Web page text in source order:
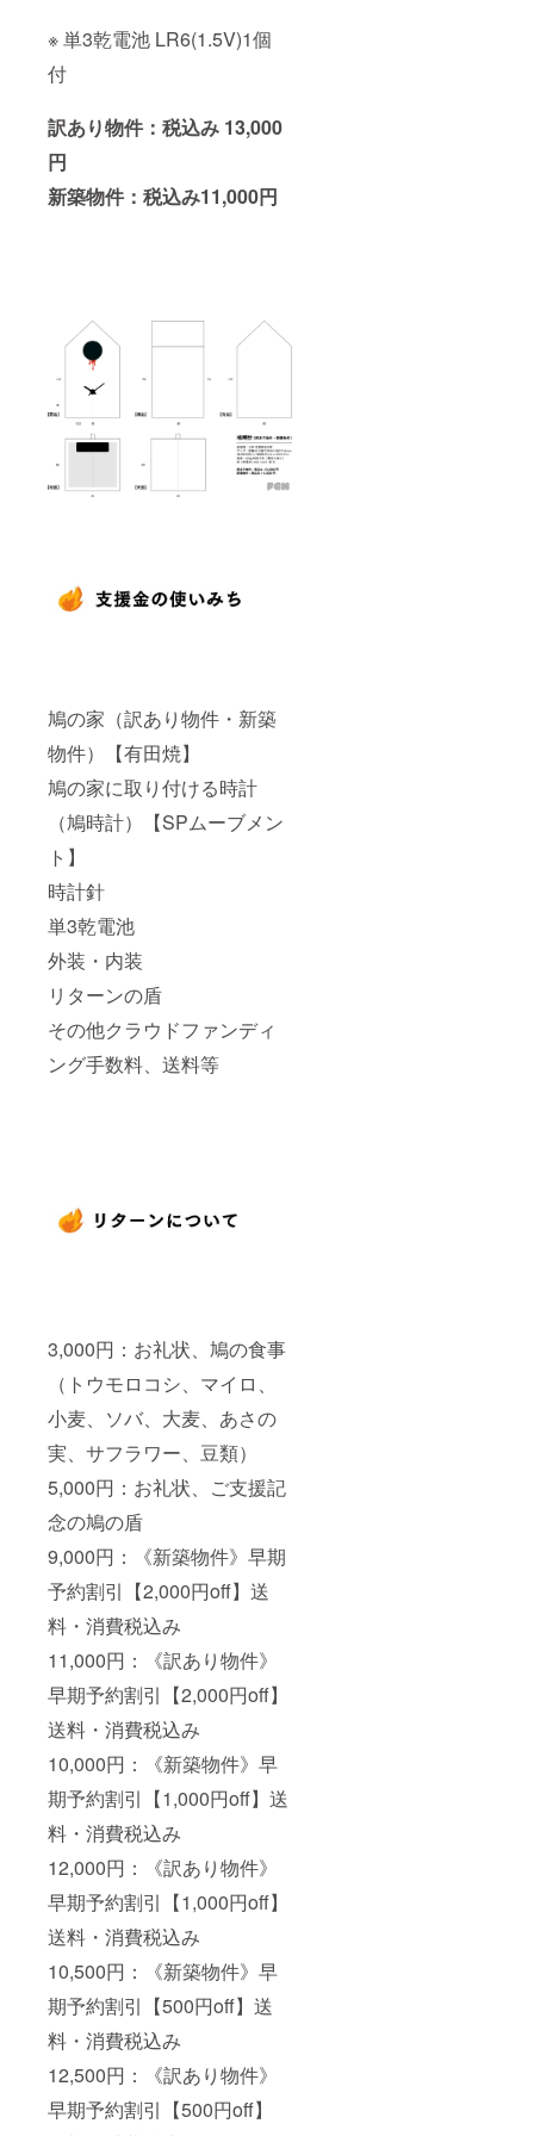
※ 単3乾電池 LR6(1.5V)1個
付
訳あり物件：税込み 13,000
円
新築物件：税込み11,000円
鳩の家（訳あり物件・新築
物件）【有田焼】
鳩の家に取り付ける時計
（鳩時計）【SPムーブメン
ト】
時計針
単3乾電池
外装・内装
リターンの盾
その他クラウドファンディ
ング手数料、送料等
3,000円：お礼状、鳩の食事
（トウモロコシ、マイロ、
小麦、ソバ、大麦、あさの
実、サフラワー、豆類）
5,000円：お礼状、ご支援記
念の鳩の盾
9,000円：《新築物件》早期
予約割引【2,000円off】送
料・消費税込み
11,000円：《訳あり物件》
早期予約割引【2,000円off】
送料・消費税込み
10,000円：《新築物件》早
期予約割引【1,000円off】送
料・消費税込み
12,000円：《訳あり物件》
早期予約割引【1,000円off】
送料・消費税込み
10,500円：《新築物件》早
期予約割引【500円off】送
料・消費税込み
12,500円：《訳あり物件》
早期予約割引【500円off】